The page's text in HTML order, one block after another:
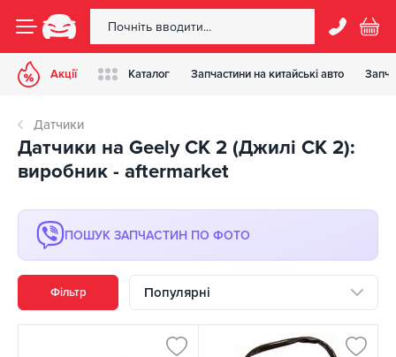
Акції Каталог Запчастини на китайські авто
Датчики
Датчики на Geely CK 2 (Джилі СК 2):
виробник - aftermarket
ПОШУК ЗАПЧАСТИН ПО ФОТО
Фільтр Популярні